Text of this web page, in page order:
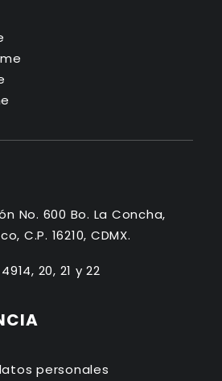
No. 600 Bo. La Concha,
C.P. 16210, CDMX.
20, 21 y 22
personales